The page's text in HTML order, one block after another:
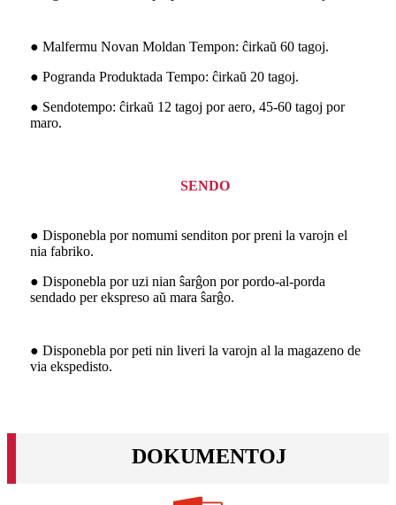
● Malfermu Novan Moldan Tempon: ĉirkaŭ 60 tagoj.
● Pogranda Produktada Tempo: ĉirkaŭ 20 tagoj.
● Sendotempo: ĉirkaŭ 12 tagoj por aero, 45-60 tagoj por
maro.
SENDO
● Disponebla por nomumi senditon por preni la varojn el
nia fabriko.
● Disponebla por uzi nian ŝarĝon por pordo-al-porda
sendado per ekspreso aŭ mara ŝarĝo.
● Disponebla por peti nin liveri la varojn al la magazeno de
via ekspedisto.
DOKUMENTOJ